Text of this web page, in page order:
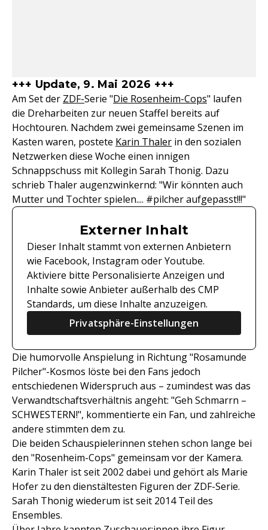
+++ Update, 9. Mai 2026 +++
Am Set der ZDF-Serie "Die Rosenheim-Cops" laufen
die Dreharbeiten zur neuen Staffel bereits auf
Hochtouren. Nachdem zwei gemeinsame Szenen im
Kasten waren, postete Karin Thaler in den sozialen
Netzwerken diese Woche einen innigen
Schnappschuss mit Kollegin Sarah Thonig. Dazu
schrieb Thaler augenzwinkernd: "Wir könnten auch
Mutter und Tochter spielen.... #pilcher aufgepasst!!!"
Externer Inhalt
Dieser Inhalt stammt von externen Anbietern
wie Facebook, Instagram oder Youtube.
Aktiviere bitte Personalisierte Anzeigen und
Inhalte sowie Anbieter außerhalb des CMP
Standards, um diese Inhalte anzuzeigen.
Privatsphäre-Einstellungen
Die humorvolle Anspielung in Richtung "Rosamunde
Pilcher"-Kosmos löste bei den Fans jedoch
entschiedenen Widerspruch aus – zumindest was das
Verwandtschaftsverhältnis angeht: "Geh Schmarrn –
SCHWESTERN!", kommentierte ein Fan, und zahlreiche
andere stimmten dem zu.
Die beiden Schauspielerinnen stehen schon lange bei
den "Rosenheim-Cops" gemeinsam vor der Kamera.
Karin Thaler ist seit 2002 dabei und gehört als Marie
Hofer zu den dienstältesten Figuren der ZDF-Serie.
Sarah Thonig wiederum ist seit 2014 Teil des
Ensembles.